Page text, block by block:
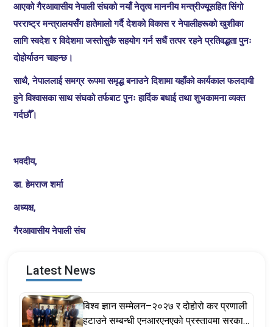
आएको गैरआवासीय नेपाली संघको नयाँ नेतृत्व माननीय मन्त्रीज्यूसहित सिंगो
परराष्ट्र मन्त्रालयसँग हातेमालो गर्दै देशको विकास र नेपालीहरूको खुशीका
लागि स्वदेश र विदेशमा जस्तोसुकै सहयोग गर्न सधैं तत्पर रहने प्रतिवद्धता पुनः
दोहोर्याउन चाहन्छ।
साथै, नेपाललाई समग्र रूपमा समृद्ध बनाउने दिशामा यहाँको कार्यकाल फलदायी
हुने विश्वासका साथ संघको तर्फबाट पुनः हार्दिक बधाई तथा शुभकामना व्यक्त
गर्दछौँ।
भवदीय,
डा. हेमराज शर्मा
अध्यक्ष,
गैरआवासीय नेपाली संघ
Latest News
विश्व ज्ञान सम्मेलन–२०२७ र दोहोरो कर प्रणाली
हटाउने सम्बन्धी एनआरएनएको प्रस्तावमा सरकार